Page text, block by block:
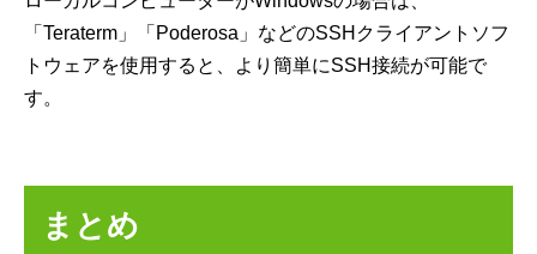
「Teraterm」「Poderosa」などのSSHクライアントソフ
トウェアを使用すると、より簡単にSSH接続が可能で
す。
まとめ